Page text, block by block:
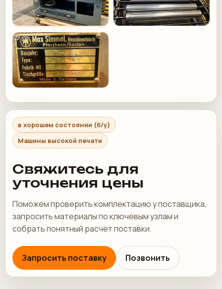
в хорошем состоянии (б/у)
Машины высокой печати
Свяжитесь для
уточнения цены
Поможем проверить комплектацию у поставщика,
запросить материалы по ключевым узлам и
собрать понятный расчет поставки.
Запросить поставку Позвонить